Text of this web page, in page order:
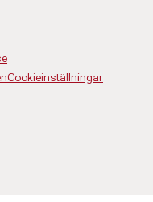
Cookieinställningar